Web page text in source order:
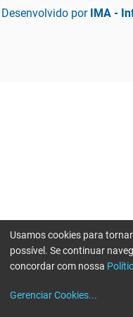
Desenvolvido por IMA -
Usamos cookies para
possível. Se continuar
concordar com nossa
Gerenciar Cookies...
Erro ao enviar